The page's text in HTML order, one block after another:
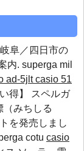
阜／四日市の
内. superga mil
ad-5jltcasio 51
得】 スペルガ
（みちしる
を発売しまし
cotu casio